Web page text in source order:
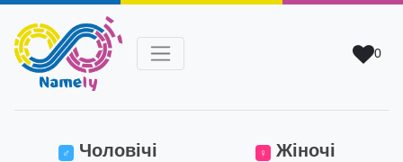
0
♂ Чоловічі ♀ Жіночі